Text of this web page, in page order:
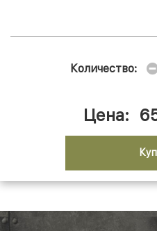
Количество:
Цена: